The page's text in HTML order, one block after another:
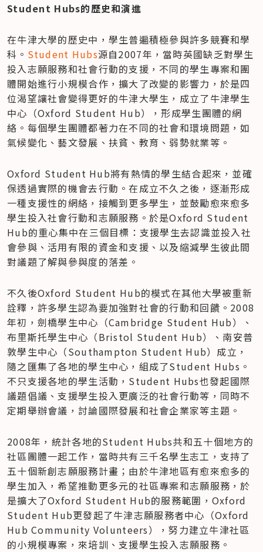
Student Hubs的歷史和演進
在牛津大學的歷史中，學生普遍積極參與許多競賽和學
科。 Student Hubs源自2007年，當時英國缺乏對學生
投入志願服務和社會行動的支援，不同的學生專案和團
體開始進行小規模合作，擴大了改變的影響力，於是四
位渴望讓社會變得更好的牛津大學生，成立了牛津學生
中心（Oxford Student Hub），形成學生團體的網
絡。每個學生團體都著力在不同的社會和環境問題，如
氣候變化、藝文發展、扶貧、教育、弱勢就業等。
Oxford Student Hub將有熱情的學生結合起來，並確
保透過實際的機會去行動。在成立不久之後，逐漸形成
一種支援性的網絡，接觸到更多學生，並鼓勵愈來愈多
學生投入社會行動和志願服務。於是Oxford Student
Hub的重心集中在三個目標：支援學生去認識並投入社
會參與、活用有限的資金和支援、以及縮減學生彼此間
對議題了解與參與度的落差。
不久後Oxford Student Hub的模式在其他大學被重新
詮釋，許多學生認為要加強對社會的行動和回饋。2008
年初，劍橋學生中心（Cambridge Student Hub）、
布里斯托學生中心（Bristol Student Hub）、南安普
敦學生中心（Southampton Student Hub）成立，
隨之匯集了各地的學生中心，組成了Student Hubs。
不只支援各地的學生活動，Student Hubs也發起國際
議題倡議、支援學生投入更廣泛的社會行動等，同時不
定期舉辦會議，討論國際發展和社會企業家等主題。
2008年，統計各地的Student Hubs共和五十個地方的
社區團體一起工作，當時共有三千名學生志工，支持了
五十個新創志願服務計畫；由於牛津地區有愈來愈多的
學生加入，希望推動更多元的社區專案和志願服務，於
是擴大了Oxford Student Hub的服務範圍，Oxford
Student Hub更發起了牛津志願服務者中心（Oxford
Hub Community Volunteers），努力建立牛津社區
的小規模專案，來培訓、支援學生投入志願服務。